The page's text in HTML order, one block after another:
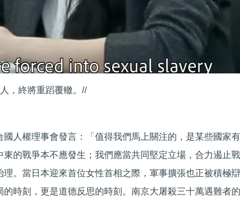
，終將重蹈覆轍。//
國人權理事會發言：「值得我們馬上關注的，是某些國家有
東的戰爭本不應發生；我們應當共同堅定立場，合力遏止戰
。當日本迎來首位女性首相之際，軍事擴張也正被積極辯
時刻，更是道德反思的時刻。南京大屠殺三十萬遇難者的